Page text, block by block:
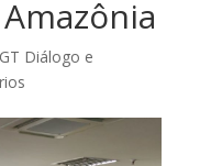
GT Diálogo e